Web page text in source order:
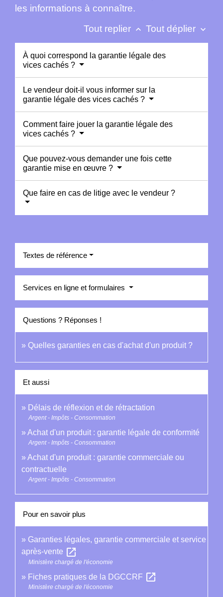
les informations à connaître.
Tout replier keyboard_arrow_up Tout déplier keyboard_arrow_down
À quoi correspond la garantie légale des
vices cachés ?
Le vendeur doit-il vous informer sur la
garantie légale des vices cachés ?
Comment faire jouer la garantie légale des
vices cachés ?
Que pouvez-vous demander une fois cette
garantie mise en œuvre ?
Que faire en cas de litige avec le vendeur ?
Textes de référence
Services en ligne et formulaires
Questions ? Réponses !
Quelles garanties en cas d'achat d'un produit ?
Et aussi
Délais de réflexion et de rétractation
Argent - Impôts - Consommation
Achat d'un produit : garantie légale de conformité
Argent - Impôts - Consommation
Achat d'un produit : garantie commerciale ou
contractuelle
Argent - Impôts - Consommation
Pour en savoir plus
Garanties légales, garantie commerciale et service
après-vente open_in_new
Ministère chargé de l'économie
Fiches pratiques de la DGCCRF open_in_new
Ministère chargé de l'économie